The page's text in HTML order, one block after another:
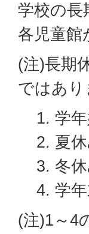
学校の長
各児童館
(注)長期
ではあり
学
夏
冬
学
(注)1～4